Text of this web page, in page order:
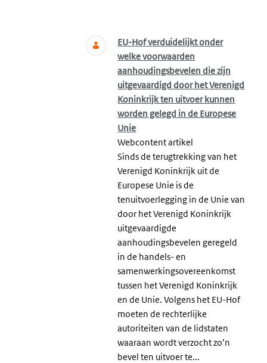
EU-Hof verduidelijkt onder
welke voorwaarden
aanhoudingsbevelen die zijn
uitgevaardigd door het Verenigd
Koninkrijk ten uitvoer kunnen
worden gelegd in de Europese
Unie
Webcontent artikel
Sinds de terugtrekking van het
Verenigd Koninkrijk uit de
Europese Unie is de
tenuitvoerlegging in de Unie van
door het Verenigd Koninkrijk
uitgevaardigde
aanhoudingsbevelen geregeld
in de handels- en
samenwerkingsovereenkomst
tussen het Verenigd Koninkrijk
en de Unie. Volgens het EU-Hof
moeten de rechterlijke
autoriteiten van de lidstaten
waaraan wordt verzocht zo’n
bevel ten uitvoer te...